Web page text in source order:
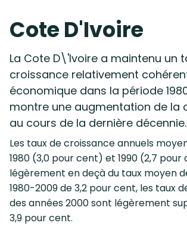
Cote D'Ivoire
La Cote D\'Ivoire a maintenu un
croissance relativement
économique dans la période
montre une augmentation de la
au cours de la dernière décennie.
Les taux de croissance annuels
1980 (3,0 pour cent) et 1990 (2,7
légèrement en deçà du taux moyen
1980-2009 de 3,2 pour cent, les taux
des années 2000 sont légèrement
3,9 pour cent.